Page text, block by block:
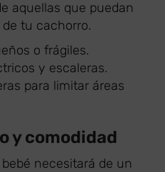
aquellas que puedan
tu cachorro.
o frágiles.
y escaleras.
para limitar áreas
y comodidad
necesitará de un